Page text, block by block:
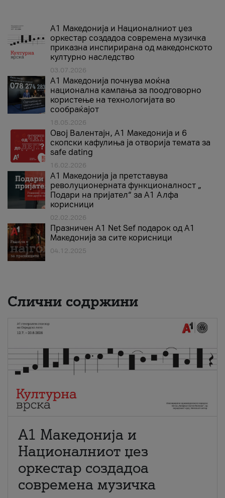
А1 Македонија и Националниот џез
оркестар создадоа современа музичка
приказна инспирирана од македонското
културно наследство
03.07.2026
A1 Македонија почнува моќна
национална кампања за поодговорно
користење на технологијата во
сообраќајот
18.05.2026
Овој Валентајн, A1 Македонија и 6
скопски кафулиња ја отворија темата за
safe dating
16.02.2026
А1 Македонија ја претставува
револуционерната функционалност „
Подари на пријател“ за А1 Алфа
корисници
02.02.2026
Празничен A1 Net Sеf подарок од А1
Македонија за сите корисници
04.12.2025
Слични содржини
А1 Македонија и
Националниот џез
оркестар создадоа
современа музичка